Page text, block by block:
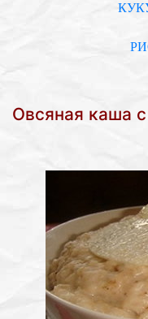
Овсяная каша